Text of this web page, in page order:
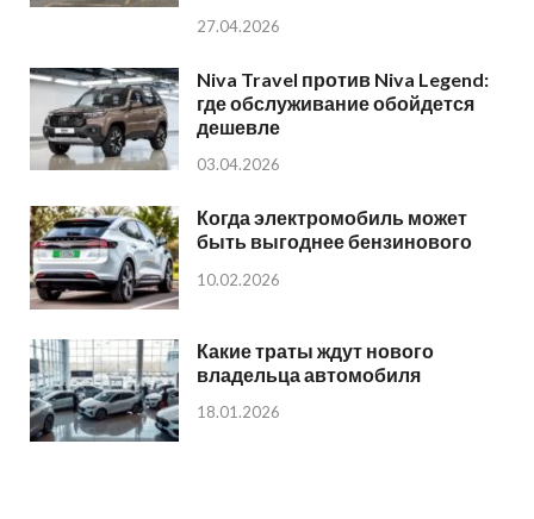
27.04.2026
Niva Travel против Niva Legend:
где обслуживание обойдется
дешевле
03.04.2026
Когда электромобиль может
быть выгоднее бензинового
10.02.2026
Какие траты ждут нового
владельца автомобиля
18.01.2026